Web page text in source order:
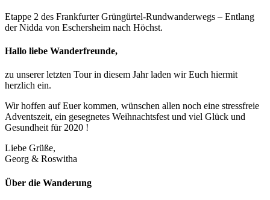
Etappe 2 des Frankfurter Grüngürtel-Rundwanderwegs – Entlang
der Nidda von Eschersheim nach Höchst.
Hallo liebe Wanderfreunde,
zu unserer letzten Tour in diesem Jahr laden wir Euch hiermit
herzlich ein.
Wir hoffen auf Euer kommen, wünschen allen noch eine stressfreie
Adventszeit, ein gesegnetes Weihnachtsfest und viel Glück und
Gesundheit für 2020 !
Liebe Grüße,
Georg & Roswitha
Über die Wanderung